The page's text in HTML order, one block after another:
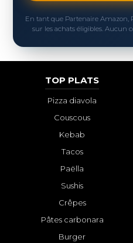
En tant que Partenaire Amazon,
sur les achats éligibles. Aucun
TOP PLATS
Pizza diavola
Couscous
Kebab
Tacos
Paëlla
Sushis
Crêpes
Pâtes carbonara
Burger